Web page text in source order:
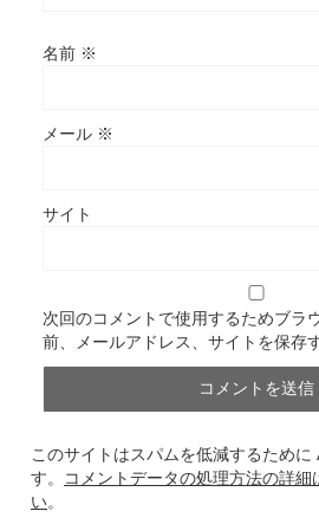
名前 ※
メール ※
サイト
次回のコメントで使用するためブラ
前、メールアドレス、サイトを保存す
このサイトはスパムを低減するために
す。
コメントデータの処理方法の詳細
い。